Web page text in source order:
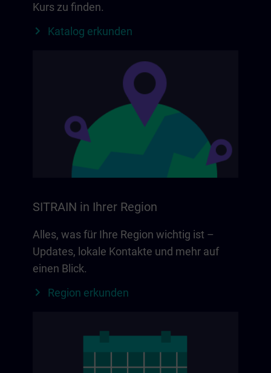
Kurs zu finden.
Katalog erkunden
SITRAIN in Ihrer Region
Alles, was für Ihre Region wichtig ist –
Updates, lokale Kontakte und mehr auf
einen Blick.
Region erkunden